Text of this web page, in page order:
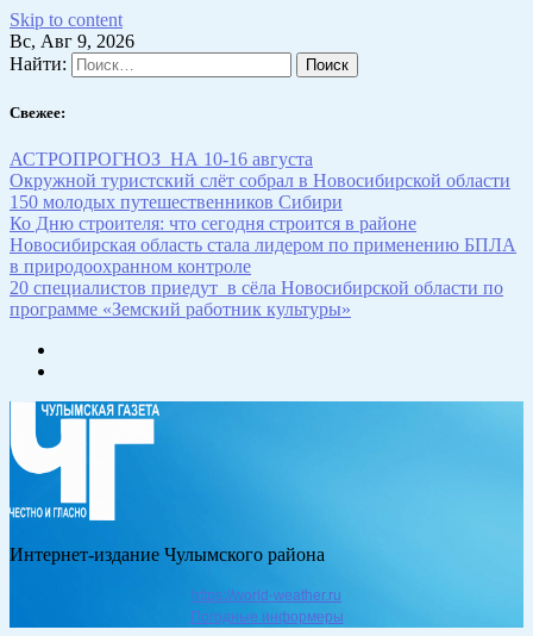
Skip to content
Вс, Авг 9, 2026
Найти:
Свежее:
АСТРОПРОГНОЗ НА 10-16 августа
Окружной туристский слёт собрал в Новосибирской области
150 молодых путешественников Сибири
Ко Дню строителя: что сегодня строится в районе
Новосибирская область стала лидером по применению БПЛА
в природоохранном контроле
20 специалистов приедут в сёла Новосибирской области по
программе «Земский работник культуры»
Интернет-издание Чулымского района
https://world-weather.ru
Погодные информеры